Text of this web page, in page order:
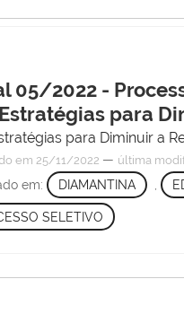
05/2022 -
para
para Diminuir a
em 25/11/2022 — última
em: DIAMANTINA
SELETIVO